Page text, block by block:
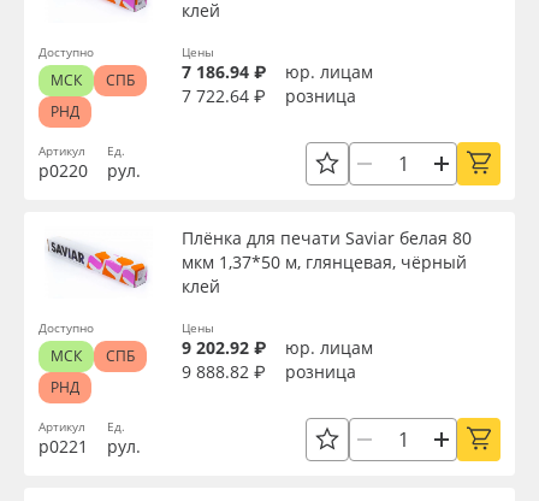
Артикул
р0220
клей
Ед.
рул.
Цены
7 186.94 ₽
юр. лицам
7 722.64 ₽
розница
Доступно
МСК
СПБ
РНД
Артикул
р0221
Плёнка для печати Saviar белая 80
мкм 1,37*50 м, глянцевая, чёрный
клей
Ед.
рул.
Цены
9 202.92 ₽
юр. лицам
9 888.82 ₽
розница
Доступно
МСК
СПБ
РНД